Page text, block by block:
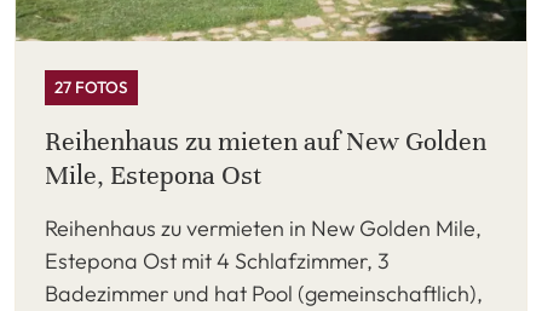
27 FOTOS
Reihenhaus zu mieten auf New Golden
Mile, Estepona Ost
Reihenhaus zu vermieten in New Golden Mile,
Estepona Ost mit 4 Schlafzimmer, 3
Badezimmer und hat Pool (gemeinschaftlich),